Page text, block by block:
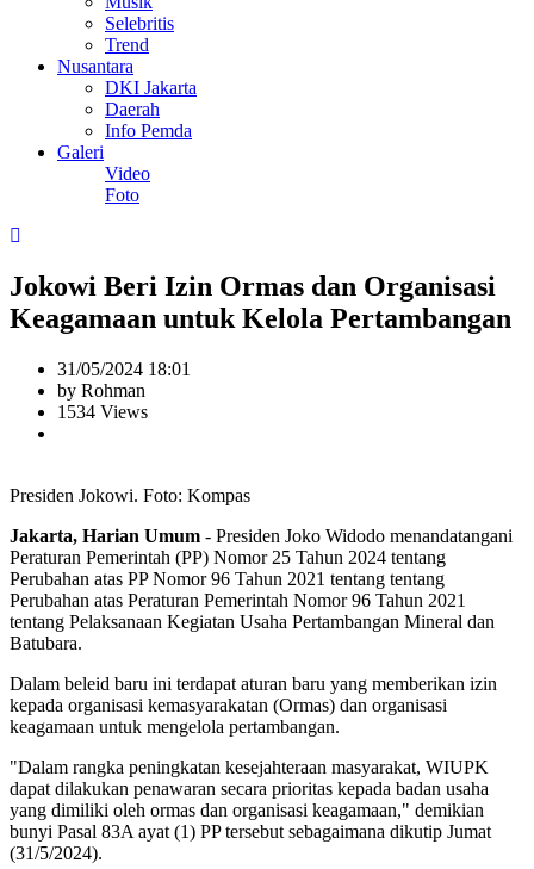
Selebritis
Trend
Nusantara
DKI Jakarta
Daerah
Info Pemda
Galeri
Video
Foto
Jokowi Beri Izin Ormas dan Organisasi
Keagamaan untuk Kelola Pertambangan
31/05/2024 18:01
by Rohman
1534 Views
Presiden Jokowi. Foto: Kompas
Jakarta, Harian Umum - Presiden Joko Widodo menandatangani
Peraturan Pemerintah (PP) Nomor 25 Tahun 2024 tentang
Perubahan atas PP Nomor 96 Tahun 2021 tentang tentang
Perubahan atas Peraturan Pemerintah Nomor 96 Tahun 2021
tentang Pelaksanaan Kegiatan Usaha Pertambangan Mineral dan
Batubara.
Dalam beleid baru ini terdapat aturan baru yang memberikan izin
kepada organisasi kemasyarakatan (Ormas) dan organisasi
keagamaan untuk mengelola pertambangan.
"Dalam rangka peningkatan kesejahteraan masyarakat, WIUPK
dapat dilakukan penawaran secara prioritas kepada badan usaha
yang dimiliki oleh ormas dan organisasi keagamaan," demikian
bunyi Pasal 83A ayat (1) PP tersebut sebagaimana dikutip Jumat
(31/5/2024).